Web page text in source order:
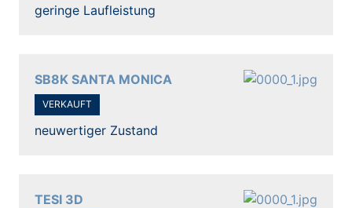
geringe Laufleistung
SB8K SANTA MONICA
VERKAUFT
neuwertiger Zustand
TESI 3D